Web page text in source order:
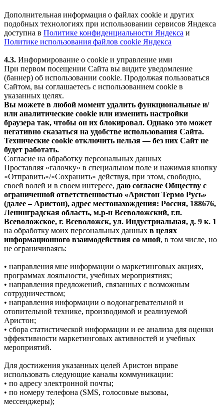
Дополнительная информация о файлах cookie и других
подобных технологиях при использовании сервисов Яндекса
доступна в Политике конфиденциальности Яндекса и
Политике использования файлов cookie Яндекса
4.3. Информирование о cookie и управление ими
При первом посещении Сайта вы видите уведомление
(баннер) об использовании cookie. Продолжая пользоваться
Сайтом, вы соглашаетесь с использованием cookie в
указанных целях.
Вы можете в любой момент удалить функциональные и/
или аналитические cookie или изменить настройки
браузера так, чтобы он их блокировал. Однако это может
негативно сказаться на удобстве использования Сайта.
Технические cookie отключить нельзя — без них Сайт не
будет работать.
Согласие на обработку персональных данных
Проставляя «галочку» в специальном поле и нажимая кнопку
«Отправить»/«Сохранить» действуя, при этом, свободно,
своей волей и в своем интересе, даю согласие Обществу с
ограниченной ответственностью «Аристон Термо Русь»
(далее – Аристон), адрес местонахождения: Россия, 188676,
Ленинградская область, м.р-н Всеволожский, г.п.
Всеволожское, г. Всеволожск, ул. Индустриальная, д. 9 к. 1
на обработку моих персональных данных в целях
информационного взаимодействия со мной, в том числе, но
не ограничиваясь:
• направления мне информации о маркетинговых акциях,
программах лояльности, учебных мероприятиях;
• направления предложений, связанных с возможным
сотрудничеством;
• направления информации о водонагревательной и
отопительной технике, производимой и реализуемой
Аристон;
• сбора статистической информации и ее анализа для оценки
эффективности маркетинговых активностей и учебных
мероприятий.
Для достижения указанных целей Аристон вправе
использовать следующие каналы коммуникации:
• по адресу электронной почты;
• по номеру телефона (SMS, голосовые вызовы,
мессенджеры);